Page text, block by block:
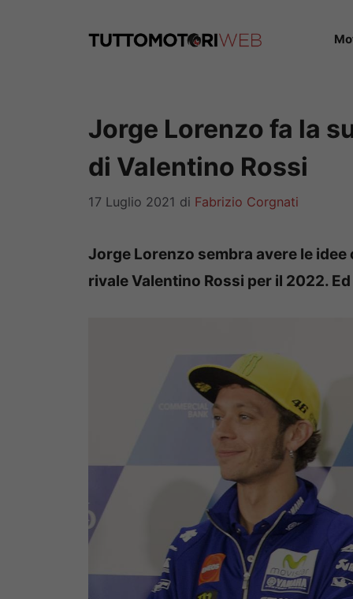
Jorge Lorenzo fa la
di Valentino Rossi
17 Luglio 2021 di Fabrizio Corgnati
Jorge Lorenzo sembra avere le
rivale Valentino Rossi per il 2022.